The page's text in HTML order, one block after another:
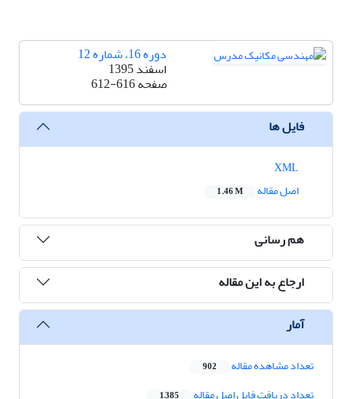
دوره 16، شماره 12
اسفند 1395
صفحه612-616
فایل ها
اصل مقاله
1.46 M
هم رسانی
ارجاع به این مقاله
آمار
تعداد مشاهده مقاله 902